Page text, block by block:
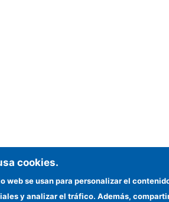
cookies.
web se usan para personalizar el
y analizar el tráfico. Además,